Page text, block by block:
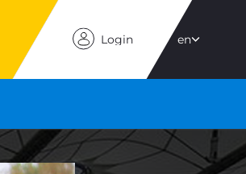
Login en